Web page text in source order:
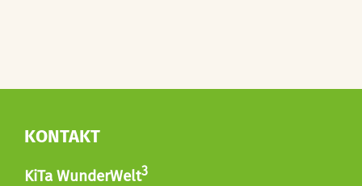
KONTAKT
KiTa WunderWelt3